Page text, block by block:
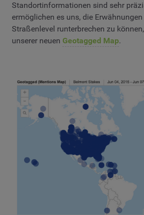
Standortinformationen sind sehr
ermöglichen es uns, die
Straßenlevel runterbrechen zu
unserer neuen Geotagged Map.